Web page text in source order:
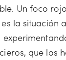
Un foco
la situación
que los